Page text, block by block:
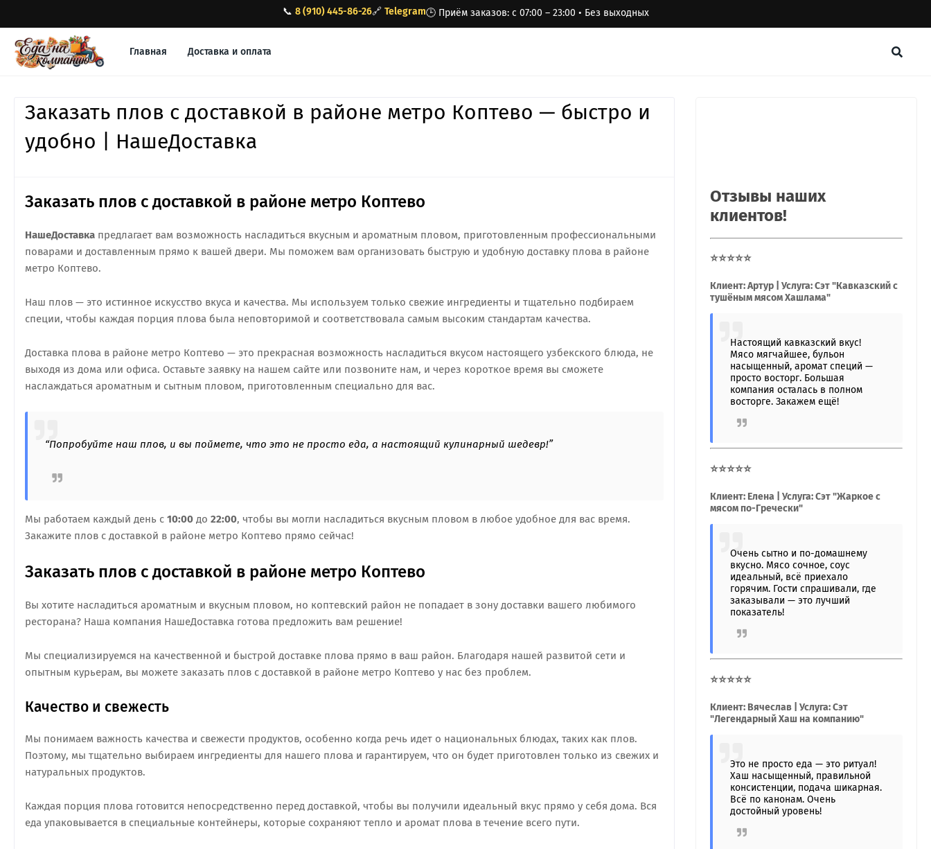
📞 8 (910) 445-86-26🔗 Telegram🕒 Приём заказов: с 07:00 – 23:00 • Без выходных
Главная Доставка и оплата
Заказать плов с доставкой в районе метро Коптево — быстро и
удобно | НашеДоставка
Заказать плов с доставкой в районе метро Коптево
НашеДоставка предлагает вам возможность насладиться вкусным и ароматным пловом, приготовленным профессиональными
поварами и доставленным прямо к вашей двери. Мы поможем вам организовать быструю и удобную доставку плова в районе
метро Коптево.
Наш плов — это истинное искусство вкуса и качества. Мы используем только свежие ингредиенты и тщательно подбираем
специи, чтобы каждая порция плова была неповторимой и соответствовала самым высоким стандартам качества.
Доставка плова в районе метро Коптево — это прекрасная возможность насладиться вкусом настоящего узбекского блюда, не
выходя из дома или офиса. Оставьте заявку на нашем сайте или позвоните нам, и через короткое время вы сможете
наслаждаться ароматным и сытным пловом, приготовленным специально для вас.
“Попробуйте наш плов, и вы поймете, что это не просто еда, а настоящий кулинарный шедевр!”
Мы работаем каждый день с 10:00 до 22:00, чтобы вы могли насладиться вкусным пловом в любое удобное для вас время.
Закажите плов с доставкой в районе метро Коптево прямо сейчас!
Заказать плов с доставкой в районе метро Коптево
Вы хотите насладиться ароматным и вкусным пловом, но коптевский район не попадает в зону доставки вашего любимого
ресторана? Наша компания НашеДоставка готова предложить вам решение!
Мы специализируемся на качественной и быстрой доставке плова прямо в ваш район. Благодаря нашей развитой сети и
опытным курьерам, вы можете заказать плов с доставкой в районе метро Коптево у нас без проблем.
Качество и свежесть
Мы понимаем важность качества и свежести продуктов, особенно когда речь идет о национальных блюдах, таких как плов.
Поэтому, мы тщательно выбираем ингредиенты для нашего плова и гарантируем, что он будет приготовлен только из свежих и
натуральных продуктов.
Каждая порция плова готовится непосредственно перед доставкой, чтобы вы получили идеальный вкус прямо у себя дома. Вся
еда упаковывается в специальные контейнеры, которые сохраняют тепло и аромат плова в течение всего пути.
Отзывы наших
клиентов!
⭐⭐⭐⭐⭐
Клиент: Артур | Услуга: Сэт "Кавказский с
тушёным мясом Хашлама"
Настоящий кавказский вкус!
Мясо мягчайшее, бульон
насыщенный, аромат специй —
просто восторг. Большая
компания осталась в полном
восторге. Закажем ещё!
⭐⭐⭐⭐⭐
Клиент: Елена | Услуга: Сэт "Жаркое с
мясом по-Гречески"
Очень сытно и по-домашнему
вкусно. Мясо сочное, соус
идеальный, всё приехало
горячим. Гости спрашивали, где
заказывали — это лучший
показатель!
⭐⭐⭐⭐⭐
Клиент: Вячеслав | Услуга: Сэт
"Легендарный Хаш на компанию"
Это не просто еда — это ритуал!
Хаш насыщенный, правильной
консистенции, подача шикарная.
Всё по канонам. Очень
достойный уровень!